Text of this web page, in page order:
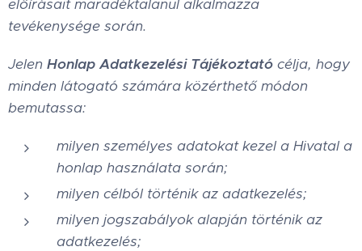
előírásait maradéktalanul alkalmazza
tevékenysége során.
Jelen Honlap Adatkezelési Tájékoztató célja, hogy
minden látogató számára közérthető módon
bemutassa:
milyen személyes adatokat kezel a Hivatal a
honlap használata során;
milyen célból történik az adatkezelés;
milyen jogszabályok alapján történik az
adatkezelés;